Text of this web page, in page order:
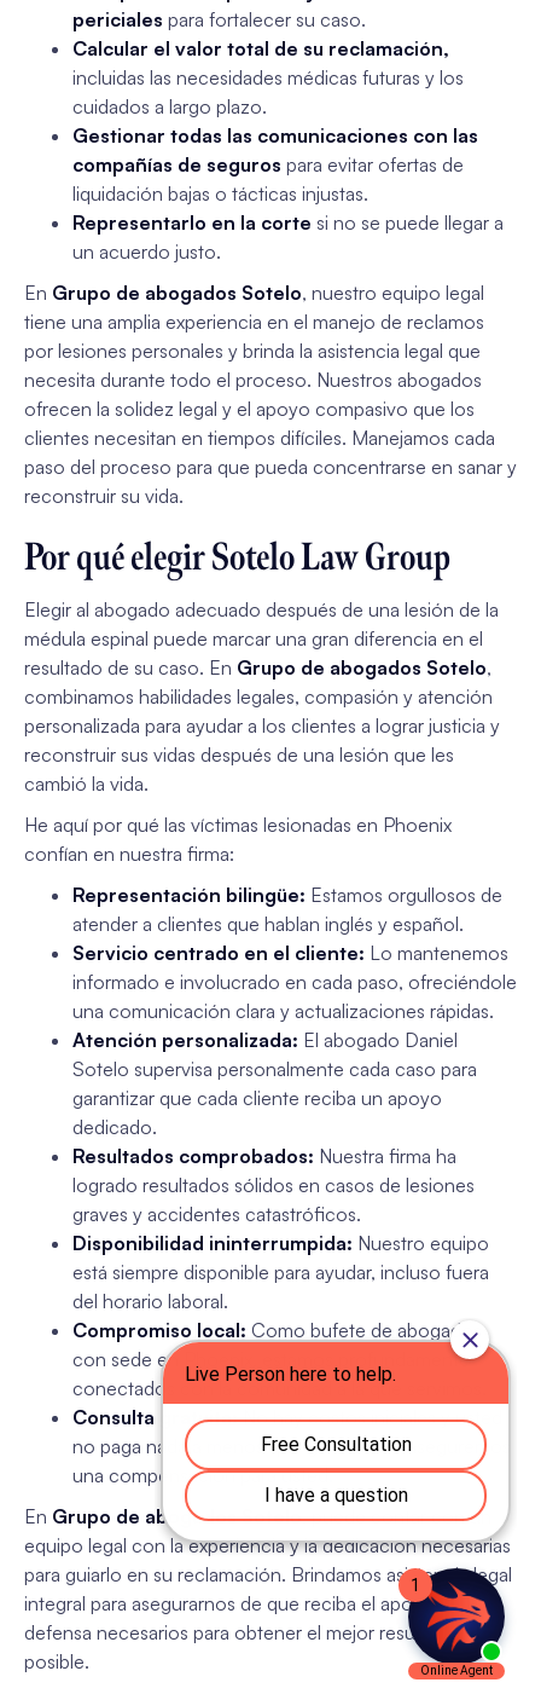
periciales para fortalecer su caso.
Calcular el valor total de su reclamación,
incluidas las necesidades médicas futuras y los
cuidados a largo plazo.
Gestionar todas las comunicaciones con las
compañías de seguros para evitar ofertas de
liquidación bajas o tácticas injustas.
Representarlo en la corte si no se puede llegar a
un acuerdo justo.
En Grupo de abogados Sotelo, nuestro equipo legal
tiene una amplia experiencia en el manejo de reclamos
por lesiones personales y brinda la asistencia legal que
necesita durante todo el proceso. Nuestros abogados
ofrecen la solidez legal y el apoyo compasivo que los
clientes necesitan en tiempos difíciles. Manejamos cada
paso del proceso para que pueda concentrarse en sanar y
reconstruir su vida.
Por qué elegir Sotelo Law Group
Elegir al abogado adecuado después de una lesión de la
médula espinal puede marcar una gran diferencia en el
resultado de su caso. En Grupo de abogados Sotelo,
combinamos habilidades legales, compasión y atención
personalizada para ayudar a los clientes a lograr justicia y
reconstruir sus vidas después de una lesión que les
cambió la vida.
He aquí por qué las víctimas lesionadas en Phoenix
confían en nuestra firma:
Representación bilingüe: Estamos orgullosos de
atender a clientes que hablan inglés y español.
Servicio centrado en el cliente: Lo mantenemos
informado e involucrado en cada paso, ofreciéndole
una comunicación clara y actualizaciones rápidas.
Atención personalizada: El abogado Daniel
Sotelo supervisa personalmente cada caso para
garantizar que cada cliente reciba un apoyo
dedicado.
Resultados comprobados: Nuestra firma ha
logrado resultados sólidos en casos de lesiones
graves y accidentes catastróficos.
Disponibilidad ininterrumpida: Nuestro equipo
está siempre disponible para ayudar, incluso fuera
del horario laboral.
Compromiso local: Como bufete de abogados
con sede en Phoenix, estamos profundamente
conectados con la comunidad a la que servimos.
Consulta gratuita:No hay costos iniciales y usted
no paga nada a menos que ganemos o aseguremos
una compensación para usted.
En Grupo de abogados Sotelo, puede contar con un
equipo legal con la experiencia y la dedicación necesarias
para guiarlo en su reclamación. Brindamos asistencia legal
integral para asegurarnos de que reciba el apoyo y la
defensa necesarios para obtener el mejor resultado
posible.